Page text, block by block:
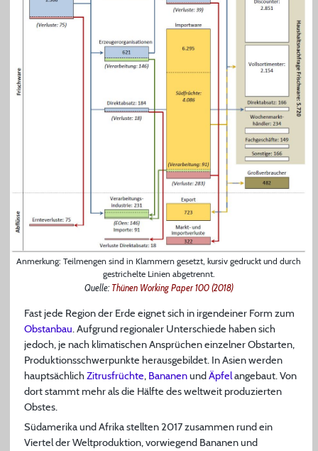
Anmerkung: Teilmengen sind in Klammern gesetzt, kursiv gedruckt und durch
gestrichelte Linien abgetrennt.
Quelle: Thünen Working Paper 100 (2018)
Fast jede Region der Erde eignet sich in irgendeiner Form zum
Obstanbau. Aufgrund regionaler Unterschiede haben sich
jedoch, je nach klimatischen Ansprüchen einzelner Obstarten,
Produktionsschwerpunkte herausgebildet. In Asien werden
hauptsächlichZitrusfrüchte, BananenundÄpfelangebaut. Von
dort stammt mehr als die Hälfte des weltweit produzierten
Obstes.
Südamerika und Afrika stellten 2017 zusammen rund ein
Viertel der Weltproduktion, vorwiegend Bananen und